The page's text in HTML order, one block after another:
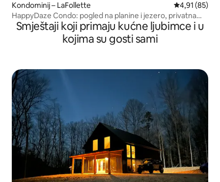
Kondominij – LaFollette Prosječna
4,91 (85)
HappyDaze Condo: pogled na planine i jezero, privatna
masažna kada
Smještaji koji primaju kućne ljubimce i u
kojima su gosti sami